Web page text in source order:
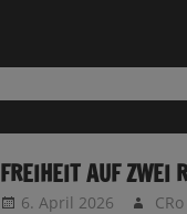
FREIHEIT AUF ZWEI
6. April 2026 CRo